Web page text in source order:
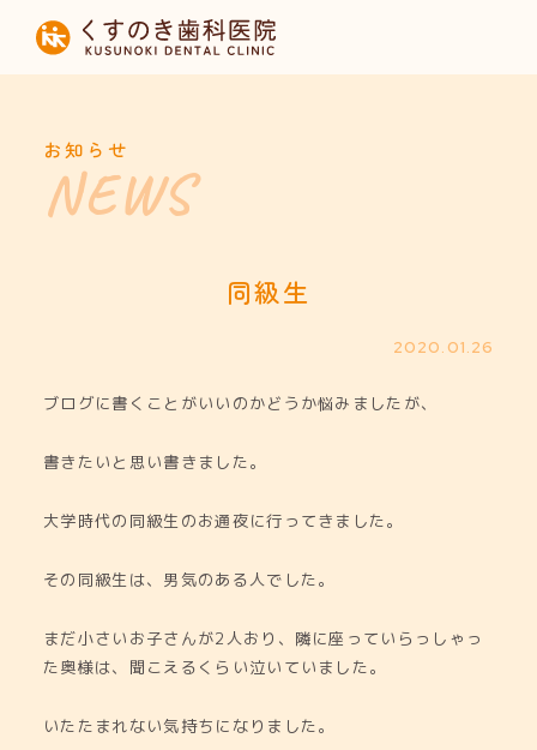
HOME
診療内容
お知らせ
お知らせ
同級生
2020.01.26
ブログに書くことがいいのかどうか悩みましたが、
書きたいと思い書きました。
大学時代の同級生のお通夜に行ってきました。
その同級生は、男気のある人でした。
まだ小さいお子さんが2人おり、隣に座っていらっしゃっ
た奥様は、聞こえるくらい泣いていました。
いたたまれない気持ちになりました。